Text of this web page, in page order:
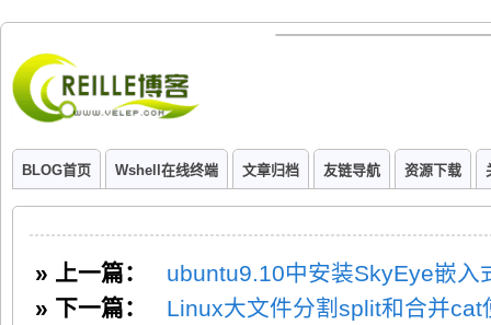
BLOG首页 Wshell在线终端 文章归档 友链导航 资源下载
» 上一篇：
ubuntu9.10中安装SkyEye嵌入
» 下一篇：
Linux大文件分割split和合并cat